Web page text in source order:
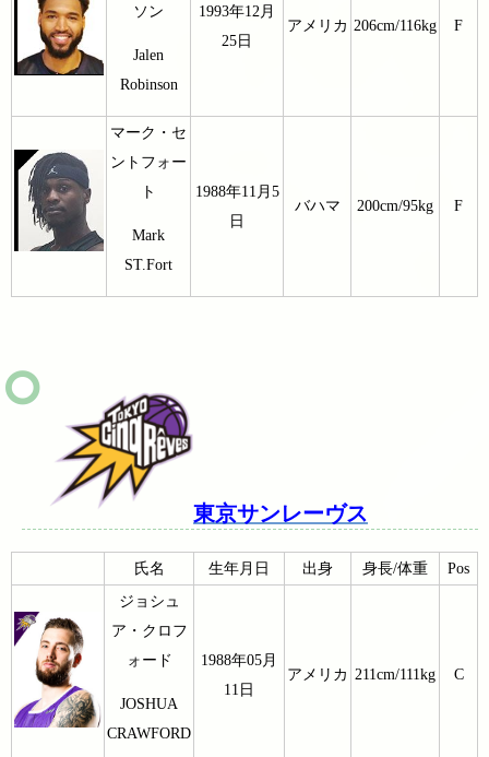
ソン
Jalen
Robinson
1993年12月
25日
アメリカ 206cm/116kg F
マーク・セ
ントフォー
ト
Mark
ST.Fort
1988年11月5
日
バハマ 200cm/95kg F
東京サンレーヴス
氏名 生年月日 出身 身長/体重
Pos
ジョシュ
ア・クロフ
ォード
JOSHUA
CRAWFORD
1988年05月
11日
アメリカ 211cm/111kg C